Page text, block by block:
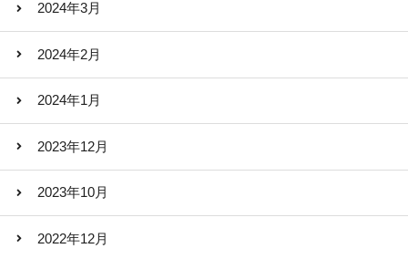
2024年3月
2024年2月
2024年1月
2023年12月
2023年10月
2022年12月